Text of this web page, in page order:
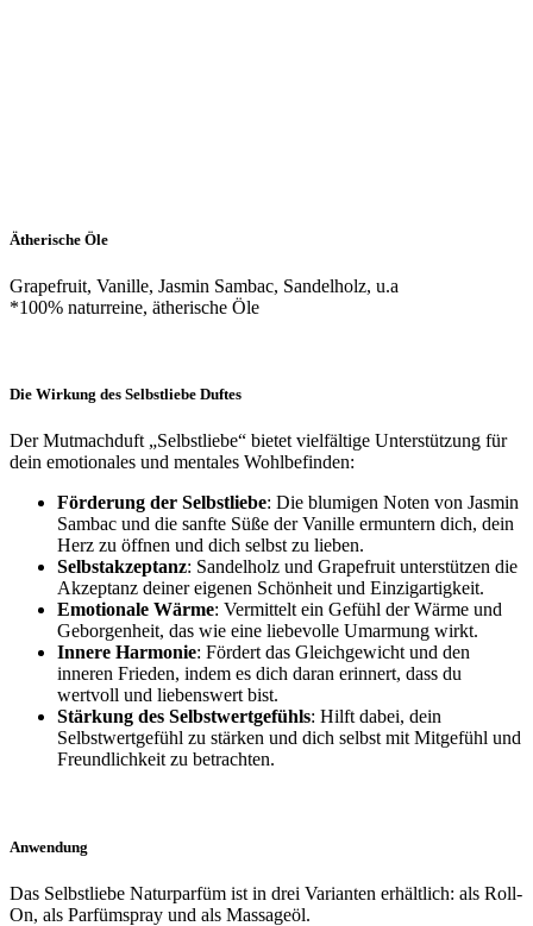
Ätherische Öle
Grapefruit, Vanille, Jasmin Sambac, Sandelholz, u.a
*100% naturreine, ätherische Öle
Die Wirkung des Selbstliebe Duftes
Der Mutmachduft „Selbstliebe“ bietet vielfältige Unterstützung für
dein emotionales und mentales Wohlbefinden:
Förderung der Selbstliebe: Die blumigen Noten von Jasmin
Sambac und die sanfte Süße der Vanille ermuntern dich, dein
Herz zu öffnen und dich selbst zu lieben.
Selbstakzeptanz: Sandelholz und Grapefruit unterstützen die
Akzeptanz deiner eigenen Schönheit und Einzigartigkeit.
Emotionale Wärme: Vermittelt ein Gefühl der Wärme und
Geborgenheit, das wie eine liebevolle Umarmung wirkt.
Innere Harmonie: Fördert das Gleichgewicht und den
inneren Frieden, indem es dich daran erinnert, dass du
wertvoll und liebenswert bist.
Stärkung des Selbstwertgefühls: Hilft dabei, dein
Selbstwertgefühl zu stärken und dich selbst mit Mitgefühl und
Freundlichkeit zu betrachten.
Anwendung
Das Selbstliebe Naturparfüm ist in drei Varianten erhältlich: als Roll-
On, als Parfümspray und als Massageöl.